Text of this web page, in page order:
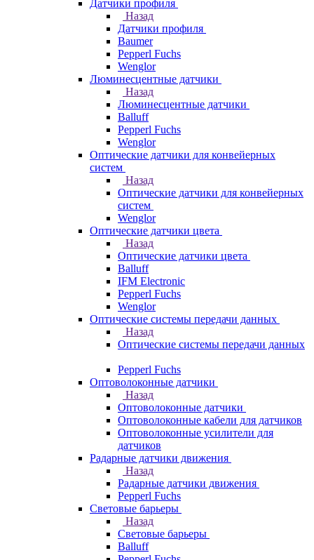
Датчики профиля
Назад
Датчики профиля
Baumer
Pepperl Fuchs
Wenglor
Люминесцентные датчики
Назад
Люминесцентные датчики
Balluff
Pepperl Fuchs
Wenglor
Оптические датчики для конвейерных
систем
Назад
Оптические датчики для конвейерных
систем
Wenglor
Оптические датчики цвета
Назад
Оптические датчики цвета
Balluff
IFM Electronic
Pepperl Fuchs
Wenglor
Оптические системы передачи данных
Назад
Оптические системы передачи данных
Pepperl Fuchs
Оптоволоконные датчики
Назад
Оптоволоконные датчики
Оптоволоконные кабели для датчиков
Оптоволоконные усилители для
датчиков
Радарные датчики движения
Назад
Радарные датчики движения
Pepperl Fuchs
Световые барьеры
Назад
Световые барьеры
Balluff